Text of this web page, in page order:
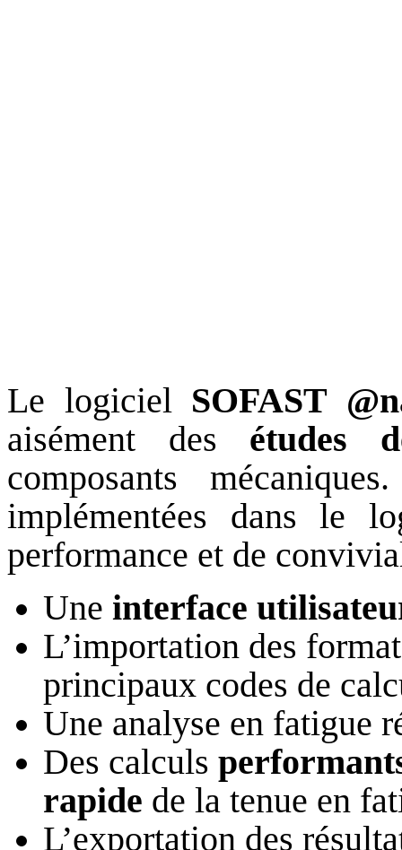
Le logiciel SOFAST
aisément des études
composants
implémentées dans le
performance et de
Une interface
L’importation des
principaux codes de
Une analyse en fatigue
Des calculs
rapide de la tenue en
L’exportation des